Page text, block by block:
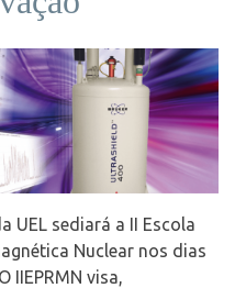
UEL sediará a II Escola
Nuclear nos dias
IIEPRMN visa,